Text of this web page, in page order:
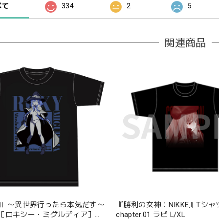
て 334 2 5
関連商品
〜異世界行ったら本気だす〜
ロキシー・ミグルディア］
『勝利の女神：NIKKE』Tシャ
chapter.01 ラピ L/XL